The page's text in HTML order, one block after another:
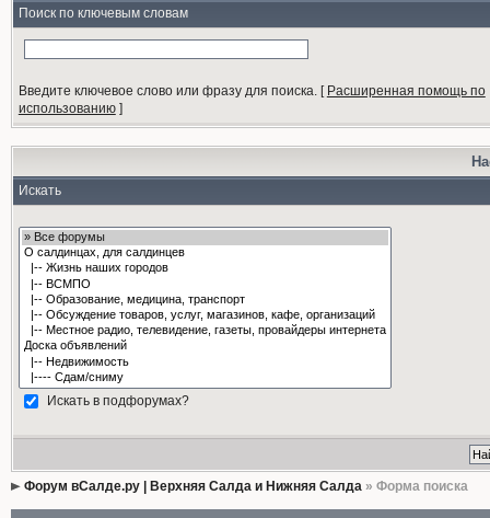
Поиск по ключевым словам
Введите ключевое слово или фразу для поиска.[ Расширенная помощь по
использованию]
Искать
Искать в подфорумах?
Форум вСалде.ру | Верхняя Салда и Нижняя Салда» Форма поиска